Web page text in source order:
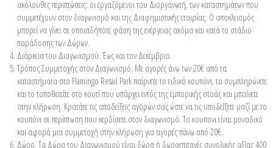
ακόλουθες περιπτώσεις: οι εργαζόμενοι του Διοργανωτή, των καταστημάτων που
συμμετέχουν στον διαγωνισμό και της Διαφημιστικής εταιρίας. Ο αποκλεισμός
μπορεί να γίνει σε οποιαδήποτε φάση της ενέργειας ακόμα και κατά το στάδιο
παράδοσης των Δώρων.
Διάρκεια του Διαγωνισμού. Έως και τον Δεκέμβριο.
Τρόπος Συμμετοχής στον Διαγωνισμό. Με αγορές άνω των 20€ από τα
καταστήματα στο Flamingo Retail Park παίρνετε το ειδικό κουπόνι, το συμπληρώνετε
και το τοποθετείτε στο κουτί που υπάρχει εντός της εμπορικής στοάς και μπαίνετε
στην κλήρωση. Κρατάτε τις αποδείξεις αγορών σας ώστε να τις υποδείξετε μαζί με το
κουπόνι σε περίπτωση που κερδίσετε στον διαγωνισμό. Το κουπονι είναι μοναδικό
και αφορά μια συμμετοχή στην κλήρωση για αγορές πάνω από 20€.
Δώρο. Τα Δώρα του Διαγωνισμού είναι δώρα ή δωροεπιταγές συνολικής αξίας 400